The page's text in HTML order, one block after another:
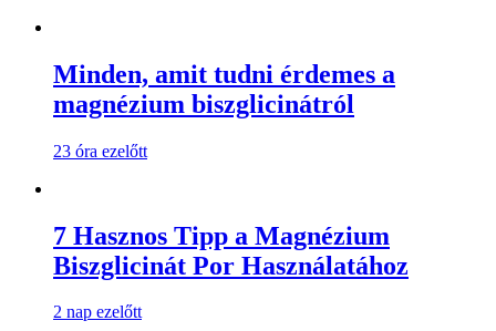
Minden, amit tudni érdemes a
magnézium biszglicinátról
23 óra ezelőtt
7 Hasznos Tipp a Magnézium
Biszglicinát Por Használatához
2 nap ezelőtt